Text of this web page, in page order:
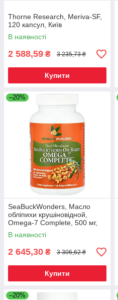
Thorne Research, Meriva-SF,
120 капсул, Київ
В наявності
2 588,59 ₴ 3 235,73 ₴
Купити
–20%
SeaBuckWonders, Масло
обліпихи крушіновідной,
Omega-7 Complete, 500 мг,
120 м'яких капсул, Київ
В наявності
2 645,30 ₴ 3 306,62 ₴
Купити
–20%